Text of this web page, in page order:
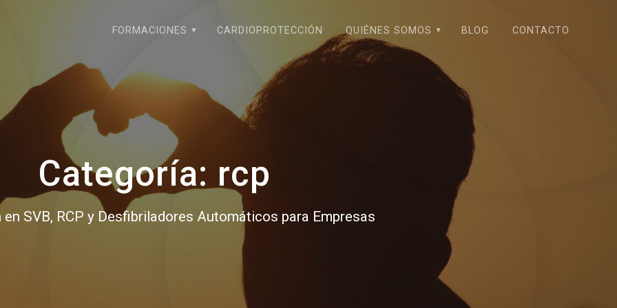
FORMACIONES CARDIOPROTECCIÓN QUIÉNES SOMOS BLOG CONTACTO
Categoría: rcp
en SVB, RCP y Desfibriladores Automáticos para Empresas